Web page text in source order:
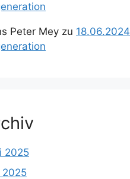
Peter Mey zu 18.06.2024
2025
2025